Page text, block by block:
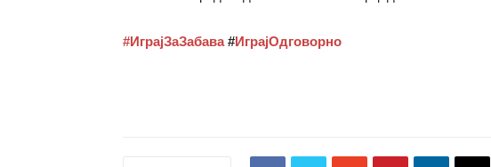
#ИграјЗаЗабава#ИграјОдговорно